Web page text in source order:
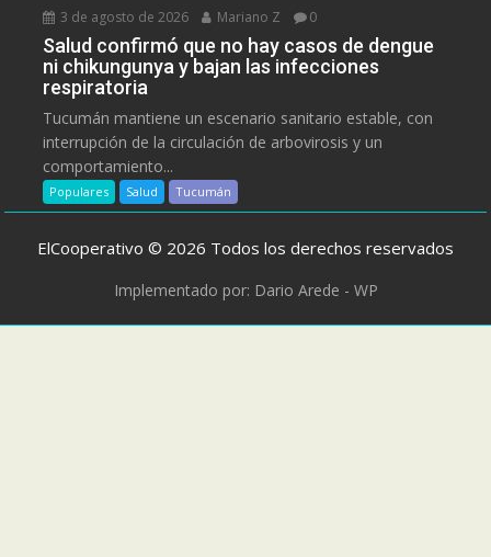
3 de agosto de 2026 Mariano Z 0
Salud confirmó que no hay casos de dengue
ni chikungunya y bajan las infecciones
respiratoria
Tucumán mantiene un escenario sanitario estable, con
interrupción de la circulación de arbovirosis y un
comportamiento...
Populares Salud Tucumán
ElCooperativo © 2026 Todos los derechos reservados